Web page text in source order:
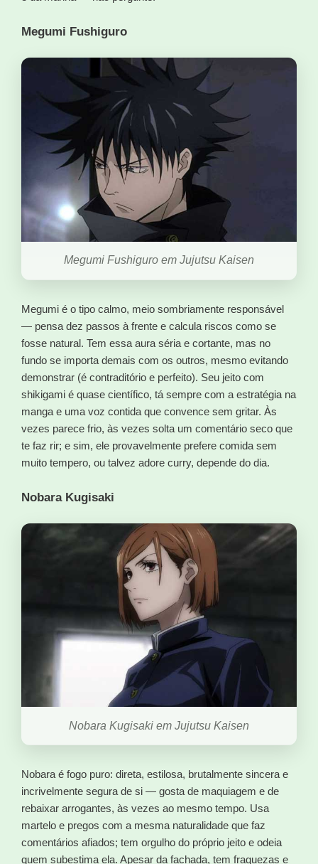
Megumi Fushiguro
Megumi Fushiguro em Jujutsu Kaisen
Megumi é o tipo calmo, meio sombriamente responsável
— pensa dez passos à frente e calcula riscos como se
fosse natural. Tem essa aura séria e cortante, mas no
fundo se importa demais com os outros, mesmo evitando
demonstrar (é contraditório e perfeito). Seu jeito com
shikigami é quase científico, tá sempre com a estratégia na
manga e uma voz contida que convence sem gritar. Às
vezes parece frio, às vezes solta um comentário seco que
te faz rir; e sim, ele provavelmente prefere comida sem
muito tempero, ou talvez adore curry, depende do dia.
Nobara Kugisaki
Nobara Kugisaki em Jujutsu Kaisen
Nobara é fogo puro: direta, estilosa, brutalmente sincera e
incrivelmente segura de si — gosta de maquiagem e de
rebaixar arrogantes, às vezes ao mesmo tempo. Usa
martelo e pregos com a mesma naturalidade que faz
comentários afiados; tem orgulho do próprio jeito e odeia
quem subestima ela. Apesar da fachada, tem fraquezas e